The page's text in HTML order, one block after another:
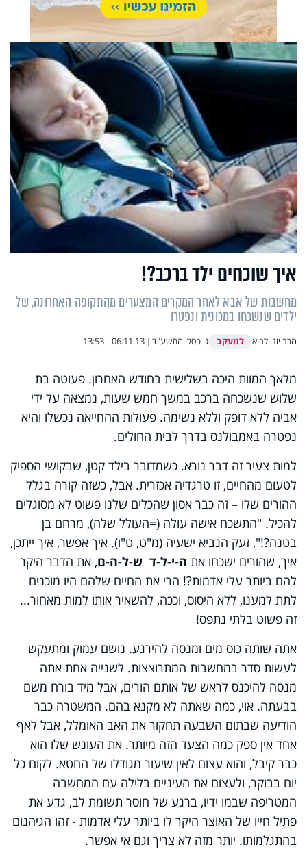
איך שוכחים ילד ברכב?!
מחשבות של אבא לאחר המקרים המצערים מהתקופה האחרונה, של
ילדים שנשכחו במכונית ונפטרו
הרב יוני לביא למעקב ג' כסלו התשע"ד |
06.11.13
|
13:53
מלאך המוות היכה בשלישית בחודש האחרון. פעוטה בת
שלוש שנשכחה ברכב במשך חמש שעות, נמצאה על ידי
אביה ללא דופק וללא נשימה. פעולות ההחייאה נכשלו והיא
נפטרה באמבולנס בדרך לבית החולים.
למות צעיר זה דבר נורא. כשמדובר בילד קטן, שבקושי הספיק
לטעום מהחיים, זו טרגדיה אכזרית. אבל, כשזה קורה בגלל
ההורים שלו – זה כבר אסון שהכלים שלנו פשוט לא מסוגלים
להכיל. "התשכח אישה עולה (=העולל שלה), מרחם בן
בטנה?!", זעק הנביא ישעיה (מ"ט, ט"ו). איך אפשר, איך ייתכן,
איך, שהורים ישכחו את ה-י-ל-ד ש-ל-ה-ם, את הדבר היקר
להם ביותר עלי אדמות?! הרי את החיים שלהם היו מוכנים
לתת למענו, ללא היסוס, וככה, להשאיר אותו למות מאחור...
זה פשוט בלתי נתפס!
אתה שותה כוס מים ומנסה להירגע. נושם עמוק ומתעקש
לעשות סדר במחשבות המתרוצצות. לשנייה אחת אתה
מנסה להיכנס לראש של אותם הורים, אבל מיד בורח משם
בבעתה. אוי, כמה שאתה לא מקנא בהם. המשטרה כבר
הודיעה שבתום השבעה תחקור את האב האומלל, אבל לאף
אחד אין ספק כמה הצעד הזה מיותר. את העונש שלו הוא
כבר קיבל, והוא עצום לאין שיעור מגודלו של החטא. לקום כל
יום בבוקר, ולעצום את העיניים בלילה עם המחשבה
המטריפה שבמו ידיו, ברגע של חוסר תשומת לב, גדע את
פתיל חייו של האוצר היקר לו ביותר עלי אדמות - זהו הגיהנום
בהתגלמותו. יותר מזה לא צריך וגם אי אפשר.